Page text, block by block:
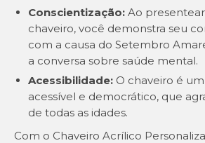
Conscientização: Ao
chaveiro, você demonstra seu
com a causa do Setembro
a conversa sobre saúde mental.
Acessibilidade: O chaveiro é
acessível e democrático, que
de todas as idades.
Com o Chaveiro Acrílico